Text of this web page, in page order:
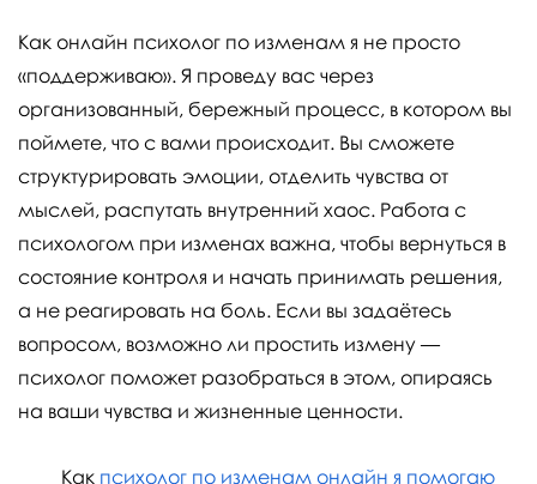
Как онлайн психолог по изменам я не просто
«поддерживаю». Я проведу вас через
организованный, бережный процесс, в котором вы
поймете, что с вами происходит. Вы сможете
структурировать эмоции, отделить чувства от
мыслей, распутать внутренний хаос. Работа с
психологом при изменах важна, чтобы вернуться в
состояние контроля и начать принимать решения,
а не реагировать на боль. Если вы задаётесь
вопросом, возможно ли простить измену —
психолог поможет разобраться в этом, опираясь
на ваши чувства и жизненные ценности.
Как психолог по изменам онлайн я помогаю